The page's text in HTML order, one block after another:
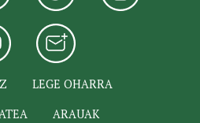
LEGE OHARRA
ARAUAK